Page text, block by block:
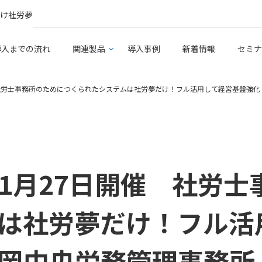
社労夢
までの流れ 関連製品 導入事例 新着情報 セミ
⼠事務所のためにつくられたシステムは社労夢だけ！フル活用して経営基盤
月27日開催 社労⼠
社労夢だけ！フル